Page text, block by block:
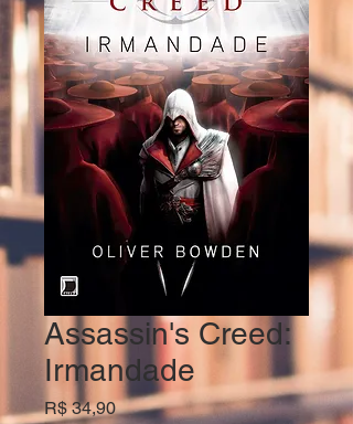
Assassin's Creed:
Irmandade
R$ 34,90Preço